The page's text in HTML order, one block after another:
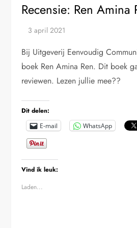
Recensie: Ren Amina
Bij Uitgeverij Eenvoudig
boek Ren Amina Ren. Dit boek
reviewen. Lezen jullie mee??
Dit delen:
E-mail WhatsApp
Vind ik leuk:
Laden...